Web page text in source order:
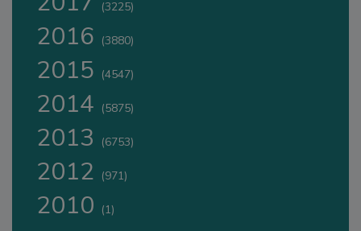
(3225)
2016 (3880)
2015 (4547)
2014 (5875)
2013 (6753)
2012 (971)
2010 (1)